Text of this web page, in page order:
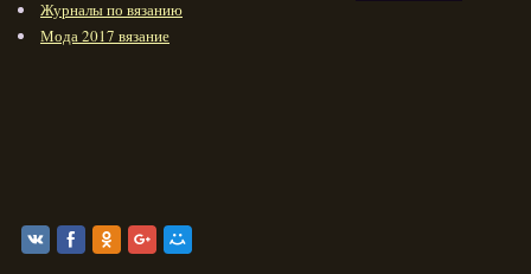
Журналы по вязанию
Мода 2017 вязание